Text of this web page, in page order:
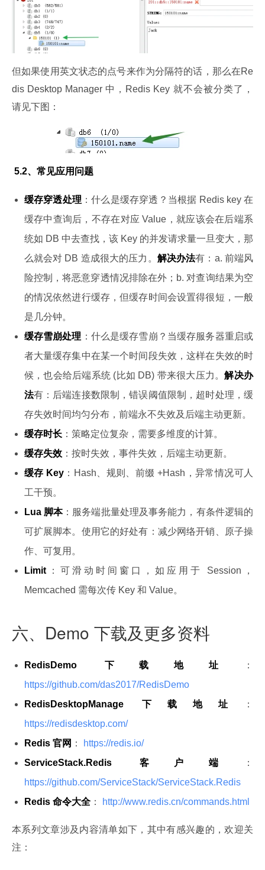
但如果使用英文状态的点号来作为分隔符的话，那么在Re
dis Desktop Manager 中，Redis Key 就不会被分类了，
请见下图：
5.2、常见应用问题
缓存穿透处理 ：什么是缓存穿透？当根据 Redis key 在
缓存中查询后，不存在对应 Value，就应该会在后端系
统如 DB 中去查找，该 Key 的并发请求量一旦变大，那
么就会对 DB 造成很大的压力。 解决办法有：a. 前端风
险控制，将恶意穿透情况排除在外；b. 对查询结果为空
的情况依然进行缓存，但缓存时间会设置得很短，一般
是几分钟。
缓存雪崩处理 ：什么是缓存雪崩？当缓存服务器重启或
者大量缓存集中在某一个时间段失效，这样在失效的时
候，也会给后端系统 (比如 DB) 带来很大压力。解决办
法有：后端连接数限制，错误阈值限制，超时处理，缓
存失效时间均匀分布，前端永不失效及后端主动更新。
缓存时长：策略定位复杂，需要多维度的计算。
缓存失效：按时失效，事件失效，后端主动更新。
缓存 Key ：Hash、规则、前缀 +Hash，异常情况可人
工干预。
Lua 脚本：服务端批量处理及事务能力，有条件逻辑的
可扩展脚本。使用它的好处有：减少网络开销、原子操
作、可复用。
Limit：可滑动时间窗口，如应用于 Session，
Memcached 需每次传 Key 和 Value。
六、Demo 下载及更多资料
RedisDemo 下载地址
：
https://github.com/das2017/RedisDemo
RedisDesktopManage 下载地址
：
https://redisdesktop.com/
Redis 官网 ：
https://redis.io/
ServiceStack.Redis 客户端
：
https://github.com/ServiceStack/ServiceStack.Redis
Redis 命令大全： http://www.redis.cn/commands.html
本系列文章涉及内容清单如下，其中有感兴趣的，欢迎关
注：